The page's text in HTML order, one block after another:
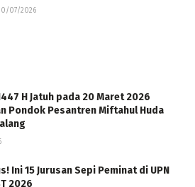
07/2026
H Jatuh pada 20 Maret 2026
Pondok Pesantren Miftahul Huda
Ini 15 Jurusan Sepi Peminat di UPN
2026